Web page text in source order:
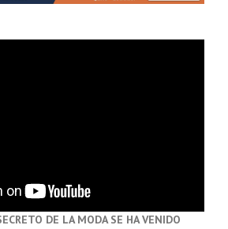
DE LA MODA SE HA VENIDO